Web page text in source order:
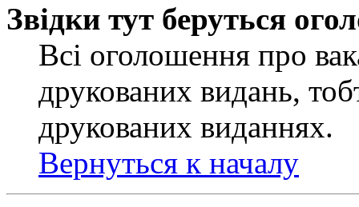
Звідки тут беруться
Всі оголошення про
друкованих видань,
друкованих виданнях.
Вернуться к началу